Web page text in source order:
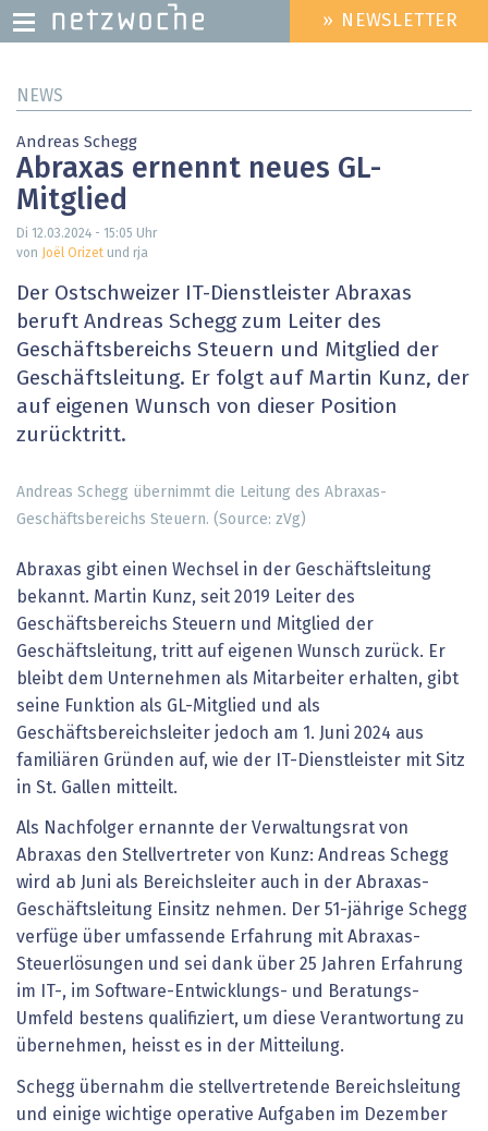
zum
HEADER
MENU
» NEWSLETTER
NEWS
Andreas Schegg
Abraxas ernennt neues GL-
Mitglied
Di 12.03.2024 - 15:05 Uhr
von
Joël Orizet und rja
Der Ostschweizer IT-Dienstleister Abraxas
beruft Andreas Schegg zum Leiter des
Geschäftsbereichs Steuern und Mitglied der
Geschäftsleitung. Er folgt auf Martin Kunz, der
auf eigenen Wunsch von dieser Position
zurücktritt.
Andreas Schegg übernimmt die Leitung des Abraxas-
Geschäftsbereichs Steuern. (Source: zVg)
Abraxas gibt einen Wechsel in der Geschäftsleitung
bekannt. Martin Kunz, seit 2019 Leiter des
Geschäftsbereichs Steuern und Mitglied der
Geschäftsleitung, tritt auf eigenen Wunsch zurück. Er
bleibt dem Unternehmen als Mitarbeiter erhalten, gibt
seine Funktion als GL-Mitglied und als
Geschäftsbereichsleiter jedoch am 1. Juni 2024 aus
familiären Gründen auf, wie der IT-Dienstleister mit Sitz
in St. Gallen mitteilt.
Als Nachfolger ernannte der Verwaltungsrat von
Abraxas den Stellvertreter von Kunz: Andreas Schegg
wird ab Juni als Bereichsleiter auch in der Abraxas-
Geschäftsleitung Einsitz nehmen. Der 51-jährige Schegg
verfüge über umfassende Erfahrung mit Abraxas-
Steuerlösungen und sei dank über 25 Jahren Erfahrung
im IT-, im Software-Entwicklungs- und Beratungs-
Umfeld bestens qualifiziert, um diese Verantwortung zu
übernehmen, heisst es in der Mitteilung.
Schegg übernahm die stellvertretende Bereichsleitung
und einige wichtige operative Aufgaben im Dezember